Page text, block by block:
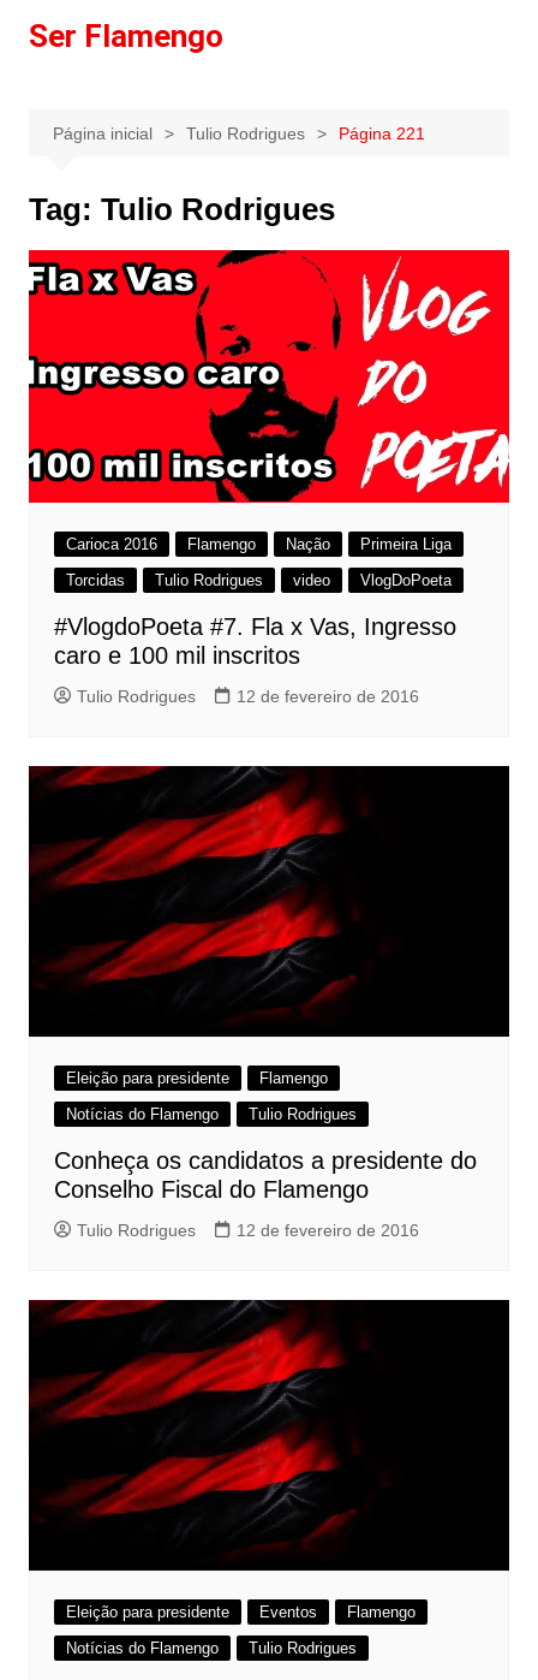
paraSer Flamengo
Página inicial Tulio Rodrigues Página 221
Tag: Tulio Rodrigues
Carioca 2016 Flamengo Nação
Primeira Liga
Torcidas
Tulio Rodrigues video VlogDoPoeta
#VlogdoPoeta #7. Fla x Vas, Ingresso
caro e 100 mil inscritos
Tulio Rodrigues 12 de fevereiro de 2016
Eleição para presidente
Flamengo
Notícias do Flamengo
Tulio Rodrigues
Conheça os candidatos a presidente do
Conselho Fiscal do Flamengo
Tulio Rodrigues 12 de fevereiro de 2016
Eleição para presidente Eventos
Flamengo
Notícias do Flamengo
Tulio Rodrigues